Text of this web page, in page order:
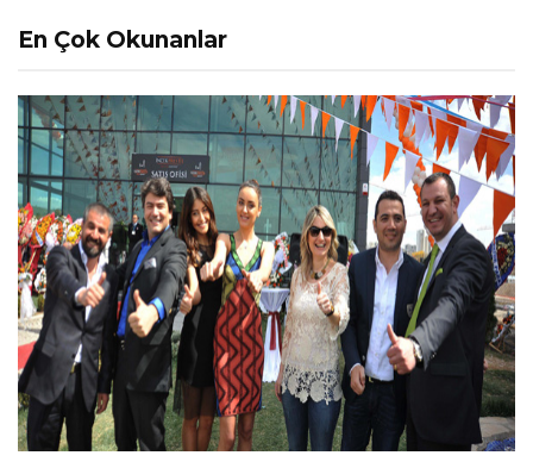
En Çok Okunanlar